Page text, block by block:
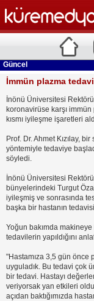
Güncel
İmmün plazma
İnönü Üniversitesi
koronavirüse karşı
kısmı iyileşme işaretleri
Prof. Dr. Ahmet Kızılay,
yöntemiyle tedaviye
söyledi.
İnönü Üniversitesi Rektörü
bünyelerindeki Turgut
iyileşmiş ve sonrasında
başka bir hastanın
Yoğun bakımda
tedavilerin yapıldığını
"Hastamıza 3,5 gün önce
uyguladık. Bu tedavi çok
bir tedavi. Hastayı
veriyorsak yan etkileri
açıdan baktığımızda